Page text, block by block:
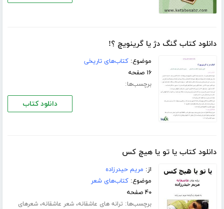
دانلود کتاب گنگ دژ یا گرینویچ ؟!
موضوع:کتاب‌های تاریخی
۱۶ صفحه
برچسب‌ها:
دانلود کتاب
دانلود کتاب یا تو یا هیچ کس
از: مریم حیدرزاده
موضوع:کتاب‌های شعر
۴۰ صفحه
برچسب‌ها: ترانه های عاشقانه،شعر عاشقانه،شعرهای